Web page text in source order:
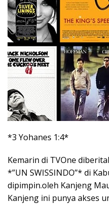
*3 Yohanes 1:4*
Kemarin di TVOne
*”UN SWISSINDO”* di
dipimpin.oleh Kanjeng
Kanjeng ini punya akses